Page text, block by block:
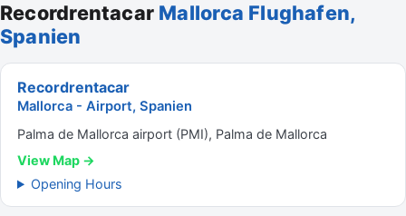
Recordrentacar Mallorca Flughafen,
Spanien
Recordrentacar
Mallorca - Airport, Spanien
Palma de Mallorca airport (PMI), Palma de Mallorca
View Map →
Opening Hours